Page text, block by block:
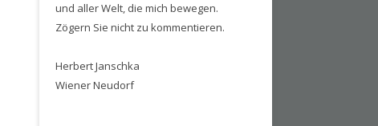
und aller Welt, die mich bewegen.
Zögern Sie nicht zu kommentieren.
Herbert Janschka
Wiener Neudorf